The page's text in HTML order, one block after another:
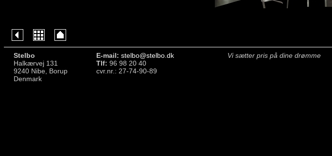
Stelbo
Halkærvej 131
9240 Nibe, Borup
Denmark
E-mail: stelbo@stelbo.dk
Tlf: 96 98 20 40
cvr.nr.: 27-74-90-89
Vi sætter pris på dine drømme